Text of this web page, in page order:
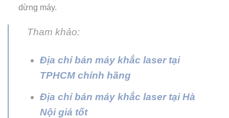
dừng máy.
Tham khảo:
Địa chỉ bán máy khắc laser tại
TPHCM chính hãng
Địa chỉ bán máy khắc laser tại Hà
Nội giá tốt